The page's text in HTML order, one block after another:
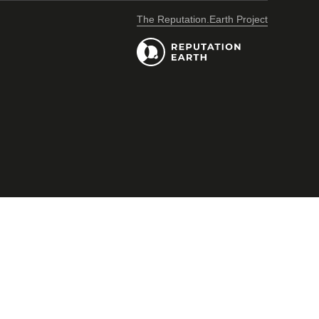
The Reputation.Earth Project